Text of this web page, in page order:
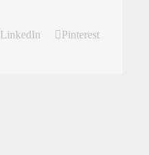
LinkedIn
Pinterest